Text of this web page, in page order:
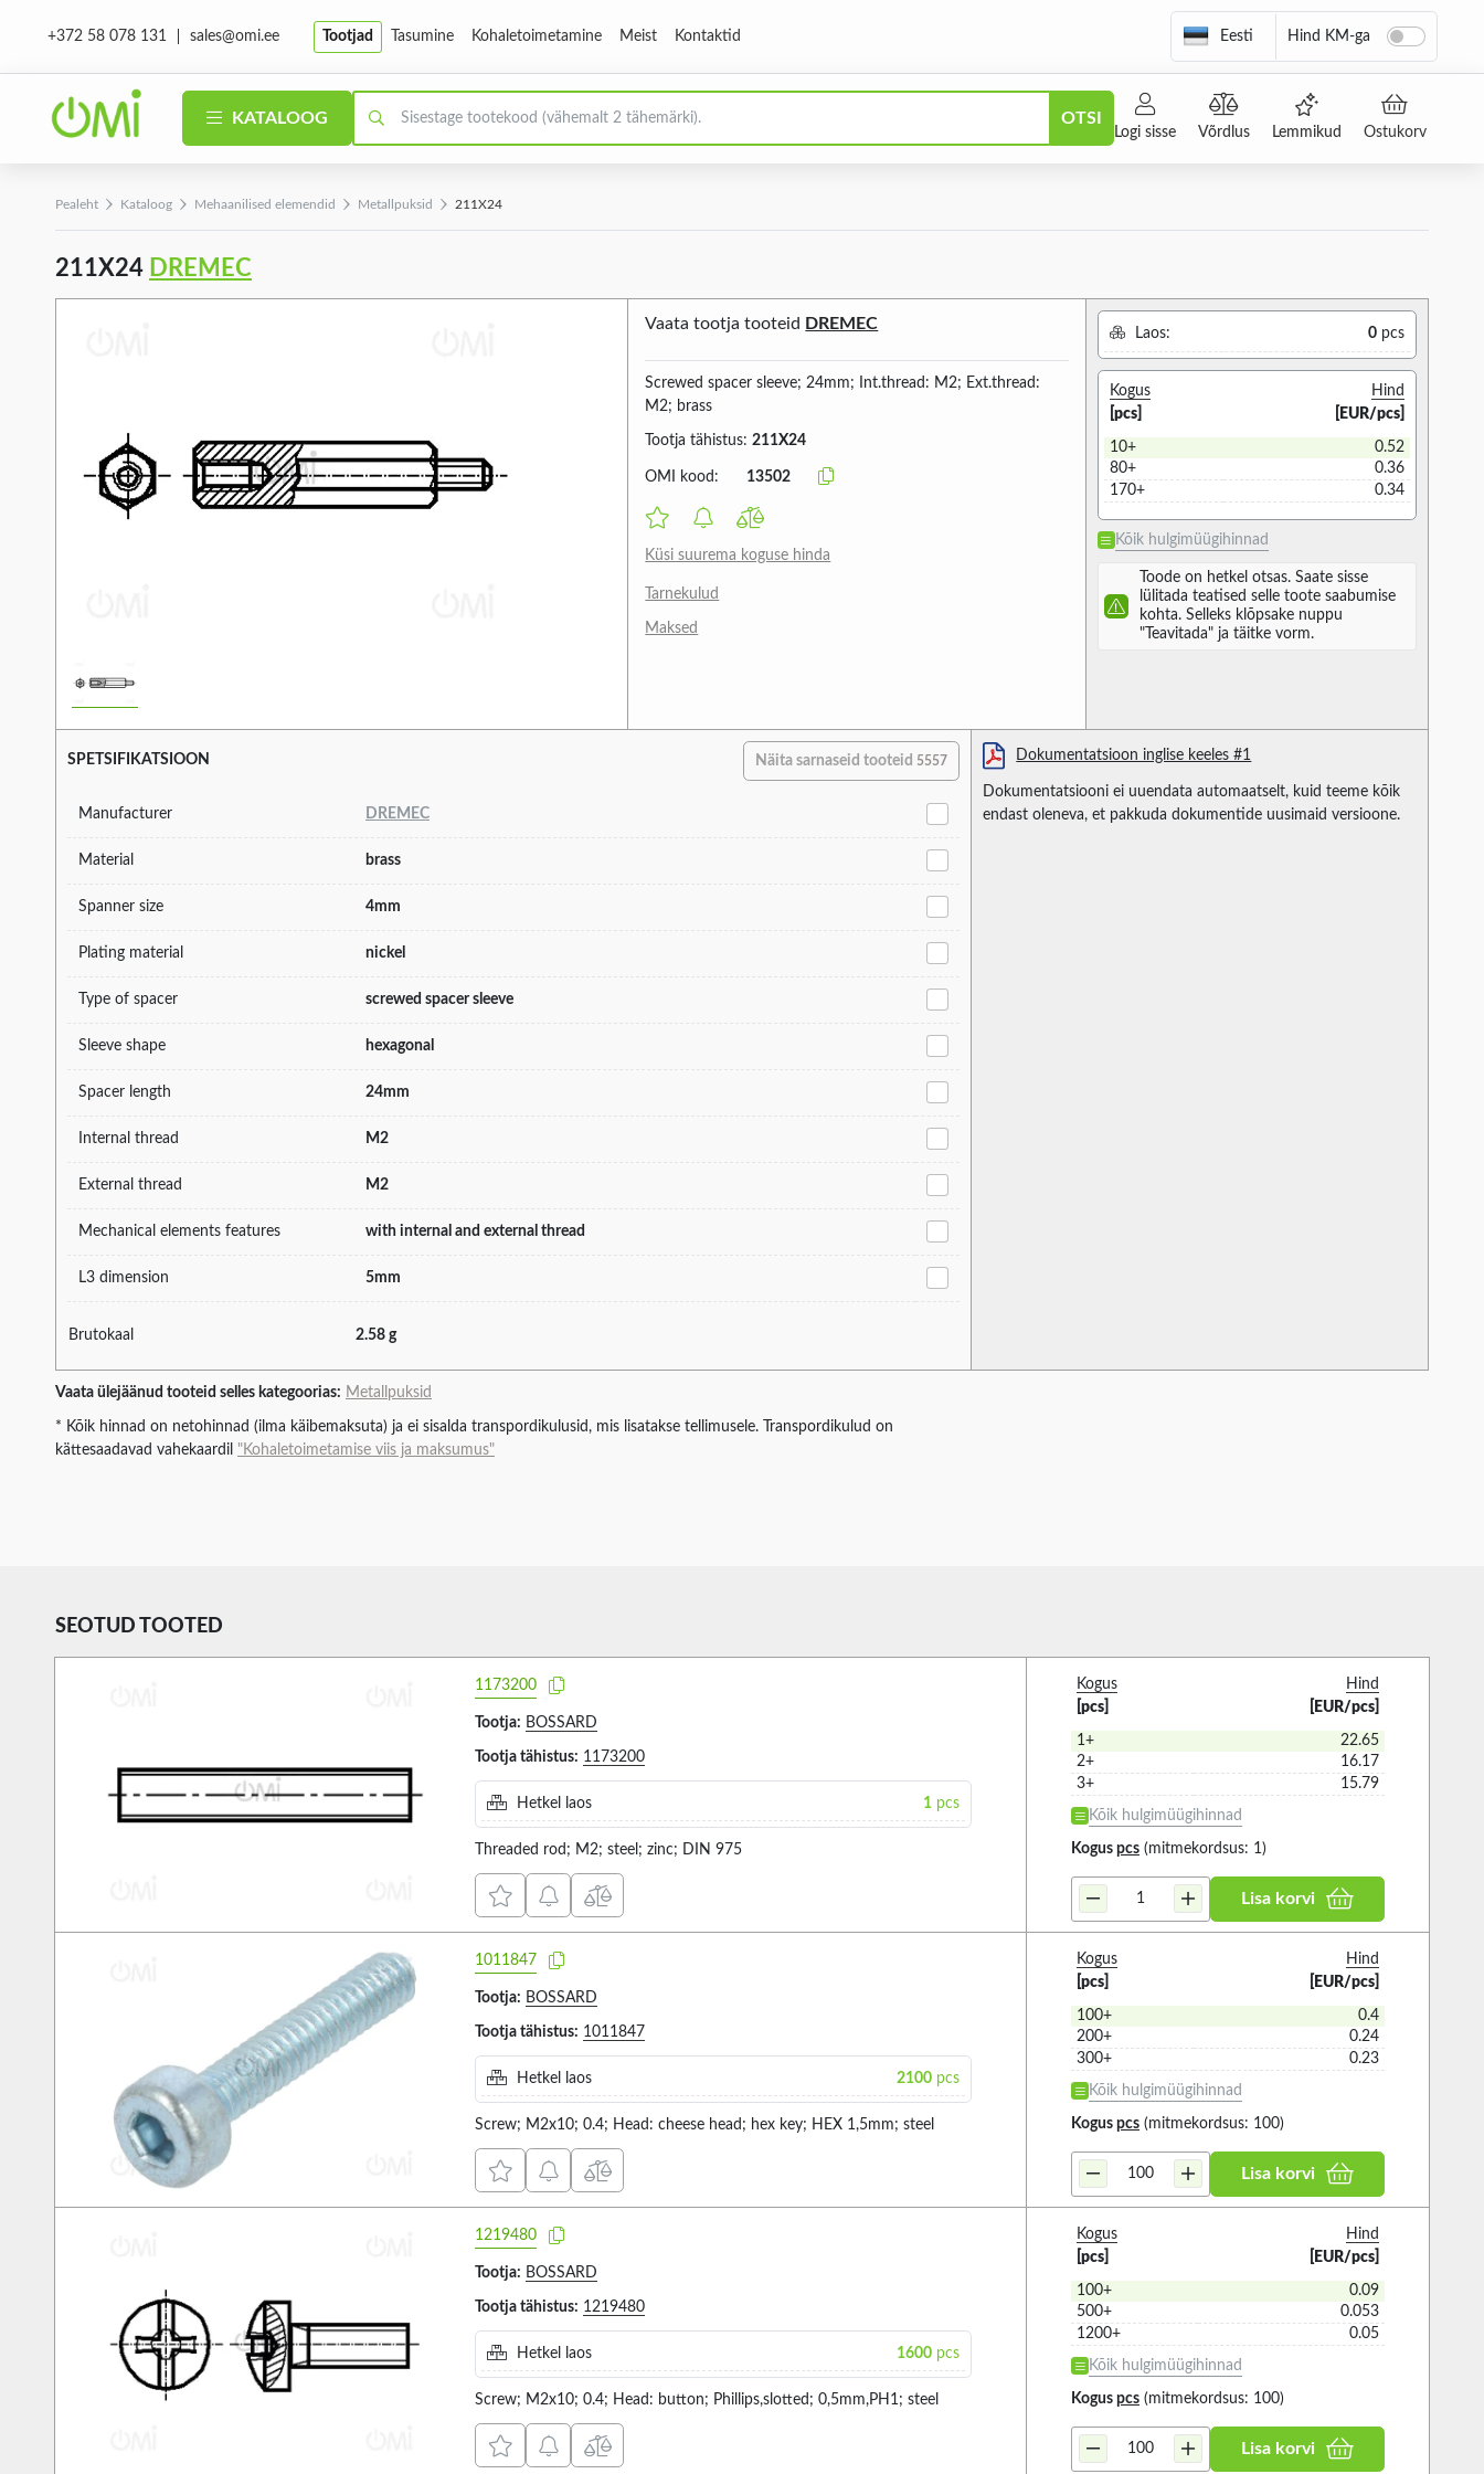
+372 58 078 131 sales@omi.ee Tootjad Tasumine Kohaletoimetamine Meist Kontaktid Eesti Hind KM-ga
KATALOOG OTSI
Logi sisse Võrdlus Lemmikud Ostukorv
Pealeht Kataloog Mehaanilised elemendid Metallpuksid 211X24
211X24 DREMEC
Vaata tootja tooteid DREMEC
Screwed spacer sleeve; 24mm; Int.thread: M2; Ext.thread:
M2; brass
Tootja tähistus:211X24
OMI kood: 13502
Küsi suurema koguse hinda
Tarnekulud
Maksed
Laos: 0 pcs
Kogus
[pcs]
Hind
[EUR/pcs]
10+
0.52
80+
0.36
170+
0.34
Kõik hulgimüügihinnad
Toode on hetkel otsas. Saate sisse
lülitada teatised selle toote saabumise
kohta. Selleks klõpsake nuppu
"Teavitada" ja täitke vorm.
SPETSIFIKATSIOON Näita sarnaseid tooteid 5557
Manufacturer DREMEC
Material brass
Spanner size 4mm
Plating material nickel
Type of spacer screwed spacer sleeve
Sleeve shape hexagonal
Spacer length 24mm
Internal thread M2
External thread M2
Mechanical elements features with internal and external thread
L3 dimension 5mm
Brutokaal 2.58 g
Dokumentatsioon inglise keeles #1
Dokumentatsiooni ei uuendata automaatselt, kuid teeme kõik
endast oleneva, et pakkuda dokumentide uusimaid versioone.
Vaata ülejäänud tooteid selles kategoorias: Metallpuksid
* Kõik hinnad on netohinnad (ilma käibemaksuta) ja ei sisalda transpordikulusid, mis lisatakse tellimusele. Transpordikulud on
kättesaadavad vahekaardil "Kohaletoimetamise viis ja maksumus"
SEOTUD TOOTED
1173200
Tootja: BOSSARD
Tootja tähistus: 1173200
Hetkel laos 1 pcs
Threaded rod; M2; steel; zinc; DIN 975
Kogus
[pcs]
Hind
[EUR/pcs]
1+
22.65
2+
16.17
3+
15.79
Kõik hulgimüügihinnad
Kogus pcs (mitmekordsus: 1)
Lisa korvi
1011847
Tootja: BOSSARD
Tootja tähistus: 1011847
Hetkel laos 2100 pcs
Screw; M2x10; 0.4; Head: cheese head; hex key; HEX 1,5mm; steel
Kogus
[pcs]
Hind
[EUR/pcs]
100+
0.4
200+
0.24
300+
0.23
Kõik hulgimüügihinnad
Kogus pcs (mitmekordsus: 100)
Lisa korvi
1219480
Tootja: BOSSARD
Tootja tähistus: 1219480
Hetkel laos 1600 pcs
Screw; M2x10; 0.4; Head: button; Phillips,slotted; 0,5mm,PH1; steel
Kogus
[pcs]
Hind
[EUR/pcs]
100+
0.09
500+
0.053
1200+
0.05
Kõik hulgimüügihinnad
Kogus pcs (mitmekordsus: 100)
Lisa korvi